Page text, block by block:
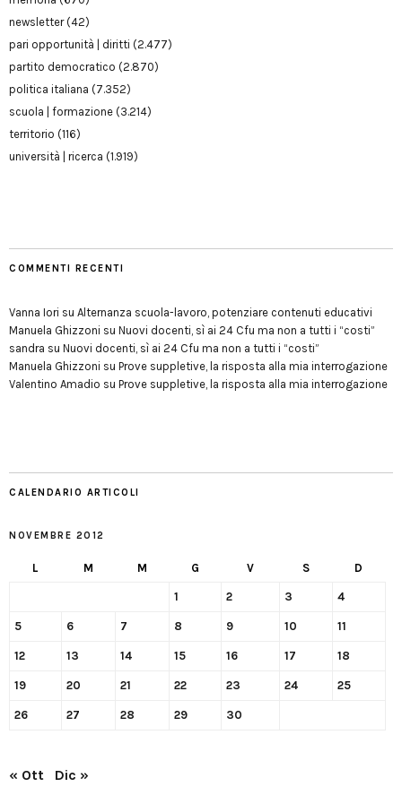
newsletter(42)
pari opportunità | diritti (2.477)
partito democratico (2.870)
politica italiana (7.352)
scuola | formazione (3.214)
territorio (116)
università | ricerca (1.919)
COMMENTI RECENTI
Vanna Iori su Alternanza scuola-lavoro, potenziare contenuti educativi
Manuela Ghizzoni su Nuovi docenti, sì ai 24 Cfu ma non a tutti i “costi”
sandra su Nuovi docenti, sì ai 24 Cfu ma non a tutti i “costi”
Manuela Ghizzoni su Prove suppletive, la risposta alla mia interrogazione
Valentino Amadio su Prove suppletive, la risposta alla mia interrogazione
CALENDARIO ARTICOLI
NOVEMBRE 2012
L M M G V S D
1 2 3 4
5 6 7 8 9 10 11
12 13 14 15 16 17 18
19 20 21 22 23 24 25
26 27 28 29 30
« Ott Dic »